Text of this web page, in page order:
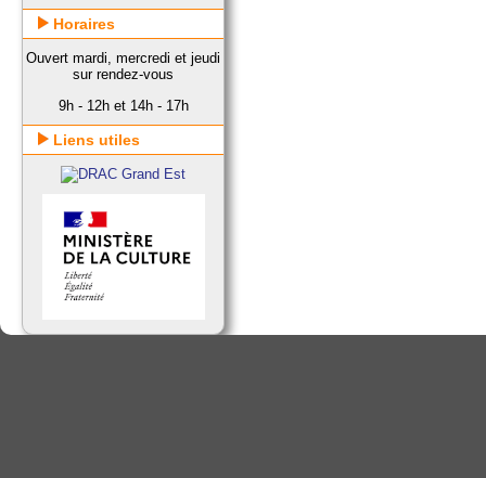
Horaires
Ouvert mardi, mercredi et jeudi
sur rendez-vous
9h - 12h et 14h - 17h
Liens utiles